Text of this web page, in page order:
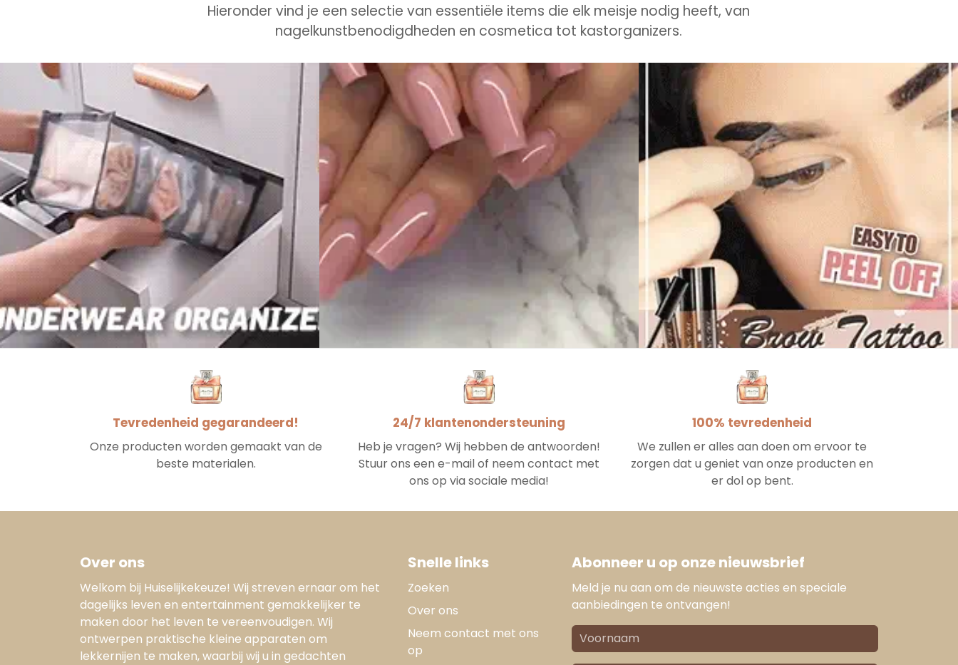
Hieronder vind je een selectie van essentiële items die elk meisje nodig heeft, van
nagelkunstbenodigdheden en cosmetica tot kastorganizers.
Tevredenheid gegarandeerd!
Onze producten worden gemaakt van de
beste materialen.
24/7 klantenondersteuning
Heb je vragen? Wij hebben de antwoorden!
Stuur ons een e-mail of neem contact met
ons op via sociale media!
100% tevredenheid
We zullen er alles aan doen om ervoor te
zorgen dat u geniet van onze producten en
er dol op bent.
Over ons
Welkom bij Huiselijkekeuze! Wij streven ernaar om het
dagelijks leven en entertainment gemakkelijker te
maken door het leven te vereenvoudigen. Wij
ontwerpen praktische kleine apparaten om
lekkernijen te maken, waarbij wij u in gedachten
Snelle links
Zoeken
Over ons
Neem contact met ons
op
Abonneer u op onze nieuwsbrief
Meld je nu aan om de nieuwste acties en speciale
aanbiedingen te ontvangen!